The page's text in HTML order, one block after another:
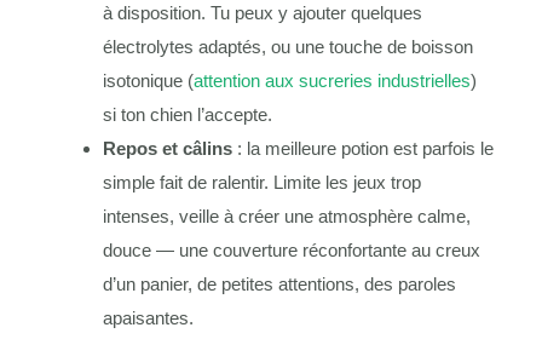
à disposition. Tu peux y ajouter quelques
électrolytes adaptés, ou une touche de boisson
isotonique (attention aux sucreries industrielles)
si ton chien l’accepte.
Repos et câlins : la meilleure potion est parfois le
simple fait de ralentir. Limite les jeux trop
intenses, veille à créer une atmosphère calme,
douce — une couverture réconfortante au creux
d’un panier, de petites attentions, des paroles
apaisantes.